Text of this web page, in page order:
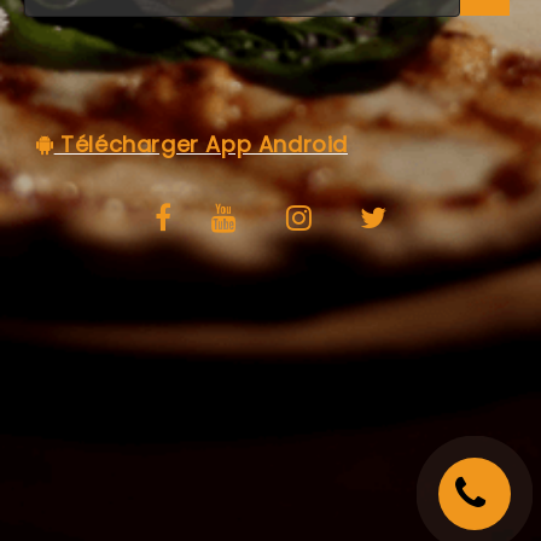
C.G.V
Télécharger App Android